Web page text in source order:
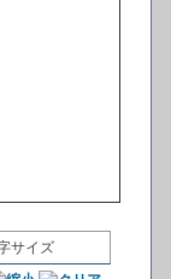
サイズ